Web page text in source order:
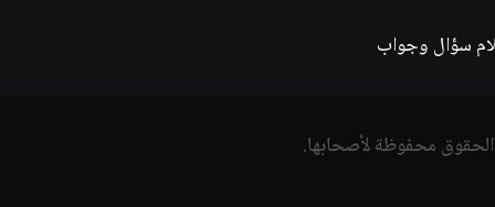
سؤال وجواب
محفوظة لأصحابها.